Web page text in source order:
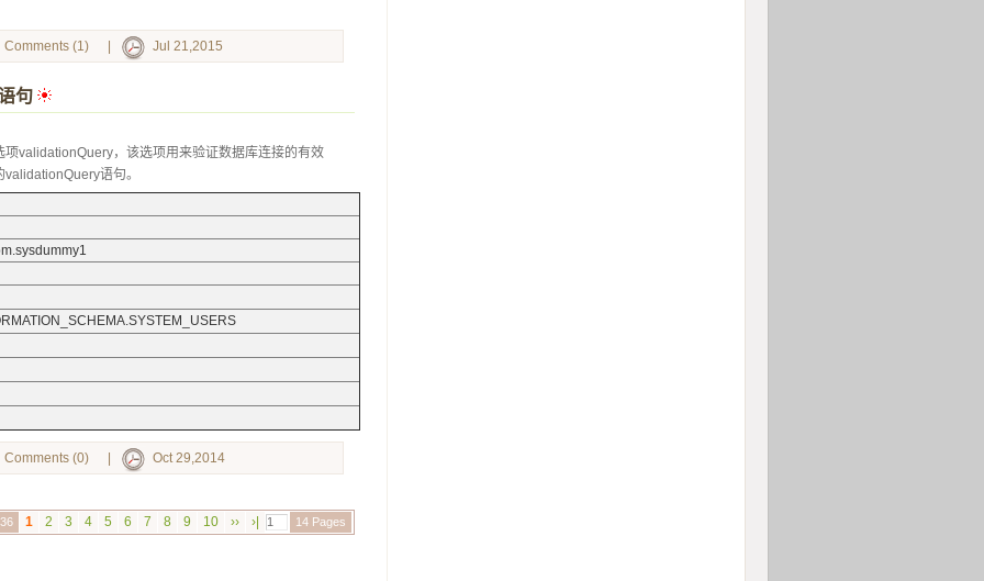
Comments (1) | Jul 21,2015
句
validationQuery，该选项用来验证数据库连接的有效
语句。
Comments (0) | Oct 29,2014
1 2 3 4 5 6 7 8 9 10 ›› ›| 14 Pages